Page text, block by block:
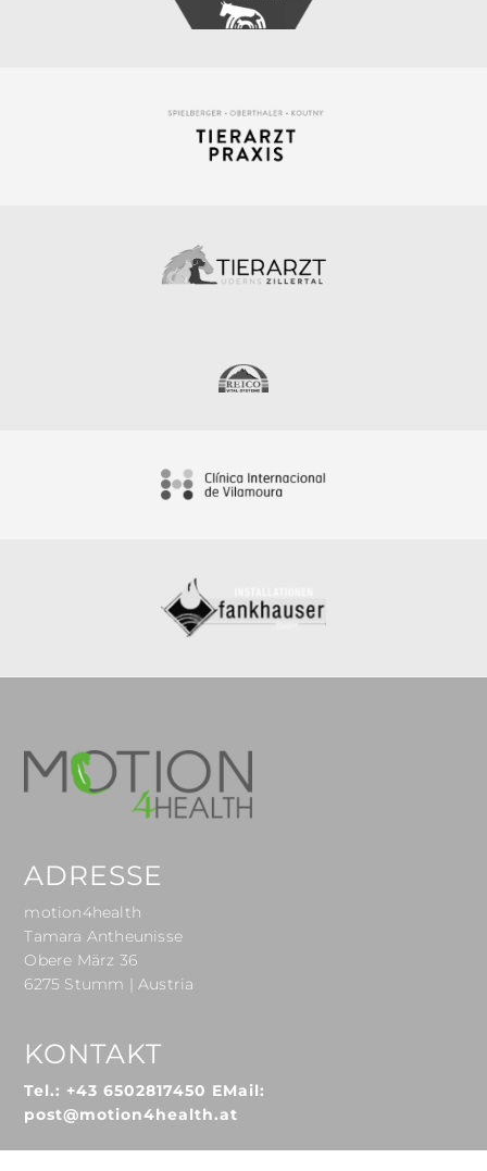
ADRESSE
motion4health
Tamara Antheunisse
Obere März 36
6275 Stumm | Austria
KONTAKT
Tel.: +43 6502817450 EMail:
post@motion4health.at